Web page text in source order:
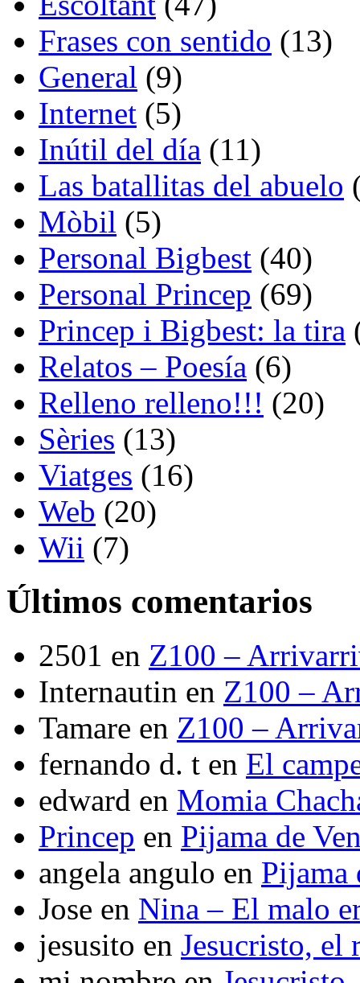
Frases con sentido (13)
General (9)
Internet (5)
Inútil del día (11)
Las batallitas del abuelo
Mòbil (5)
Personal Bigbest (40)
Personal Princep (69)
Princep i Bigbest: la tira
Relatos – Poesía (6)
Relleno relleno!!! (20)
Sèries (13)
Viatges (16)
Web (20)
Wii (7)
Últimos comentarios
2501 en Z100 –
Internautin en Z100 –
Tamare en Z100 –
fernando d. t en El
edward en Momia
Princep en Pijama de
angela angulo en Pijama
Jose en Nina – El malo
jesusito en Jesucristo, el